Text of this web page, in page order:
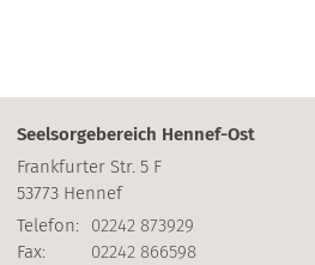
Seelsorgebereich Hennef-Ost
Frankfurter Str. 5 F
53773 Hennef
Telefon:
02242 873929
Fax:
02242 866598